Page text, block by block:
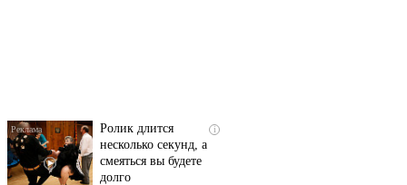
i
Ролик длится
несколько секунд, а
смеяться вы будете
долго